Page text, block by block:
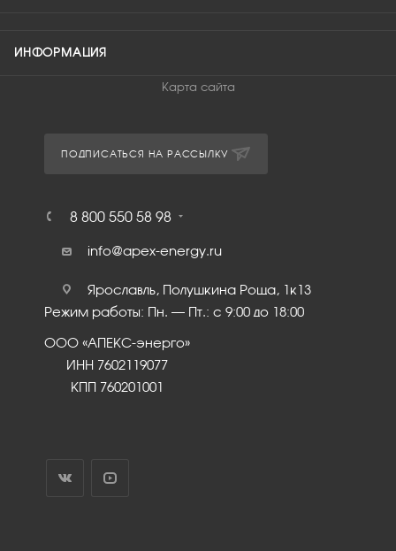
ИНФОРМАЦИЯ
Карта сайта
ПОДПИСАТЬСЯ НА РАССЫЛКУ
8 800 550 58 98
info@apex-energy.ru
Ярославль, Полушкина Роща, 1к13
Режим работы: Пн. – Пт.: с 9:00 до 18:00
ООО «АПЕКС-энерго»
ИНН 7602119077
КПП 760201001